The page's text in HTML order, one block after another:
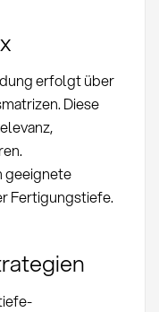
erfolgt über
Diese
geeignete
Fertigungstiefe.